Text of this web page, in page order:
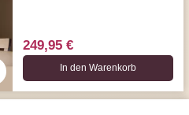
249,95 €
In den Warenkorb